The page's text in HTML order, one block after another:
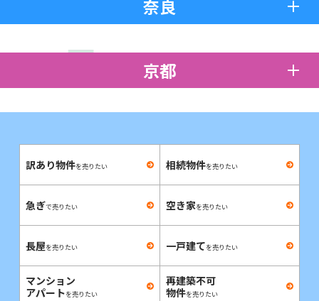
奈良
京都
訳あり物件を売りたい 相続物件を売りたい
急ぎで売りたい 空き家を売りたい
長屋を売りたい 一戸建てを売りたい
マンション
アパートを売りたい
再建築不可
物件を売りたい